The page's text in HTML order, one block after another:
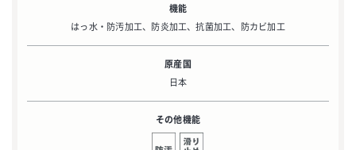
機能
はっ水・防汚加工、防炎加工、抗菌加工、防カビ加工
原産国
日本
その他機能